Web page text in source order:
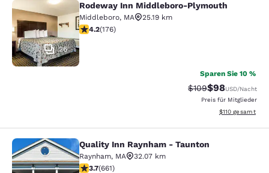
Rodeway Inn Middleboro-Plymouth
26
Rodeway Inn Middleboro-Plymouth
Middleboro, MA
25.19 km
4.16-Sterne-Bewertung. Sehr gut. 176 Bewertungen
4.2(176)
Sparen Sie 10 %
Durchgestrichener
$109Vergünstigter
$98USD/Nacht
Preis für Mitglieder
Geschätzte
$110 gesamt
Quality Inn Raynham - Taunton
Quality Inn Raynham - Taunton
Raynham, MA
32.07 km
3.66-Sterne-Bewertung. Gut. 661 Bewertungen
3.7(661)